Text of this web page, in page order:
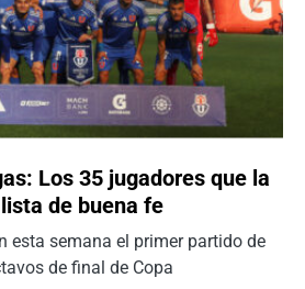
Los 35 jugadores que la
de buena fe
esta semana el primer partido de
de final de Copa